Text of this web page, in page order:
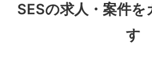
SESの求人・案件
す